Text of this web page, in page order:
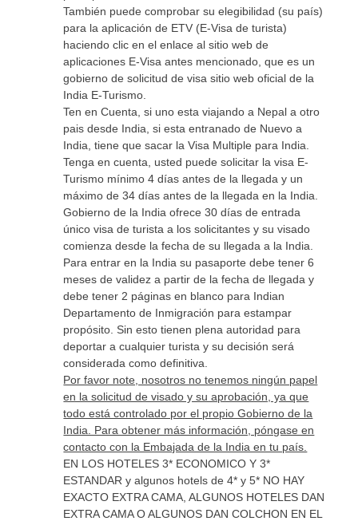
También puede comprobar su elegibilidad (su país)
para la aplicación de ETV (E-Visa de turista)
haciendo clic en el enlace al sitio web de
aplicaciones E-Visa antes mencionado, que es un
gobierno de solicitud de visa sitio web oficial de la
India E-Turismo.
Ten en Cuenta, si uno esta viajando a Nepal a otro
pais desde India, si esta entranado de Nuevo a
India, tiene que sacar la Visa Multiple para India.
Tenga en cuenta, usted puede solicitar la visa E-
Turismo mínimo 4 días antes de la llegada y un
máximo de 34 días antes de la llegada en la India.
Gobierno de la India ofrece 30 días de entrada
único visa de turista a los solicitantes y su visado
comienza desde la fecha de su llegada a la India.
Para entrar en la India su pasaporte debe tener 6
meses de validez a partir de la fecha de llegada y
debe tener 2 páginas en blanco para Indian
Departamento de Inmigración para estampar
propósito. Sin esto tienen plena autoridad para
deportar a cualquier turista y su decisión será
considerada como definitiva.
Por favor note, nosotros no tenemos ningún papel
en la solicitud de visado y su aprobación, ya que
todo está controlado por el propio Gobierno de la
India. Para obtener más información, póngase en
contacto con la Embajada de la India en tu país.
EN LOS HOTELES 3* ECONOMICO Y 3*
ESTANDAR y algunos hotels de 4* y 5* NO HAY
EXACTO EXTRA CAMA, ALGUNOS HOTELES DAN
EXTRA CAMA O ALGUNOS DAN COLCHON EN EL